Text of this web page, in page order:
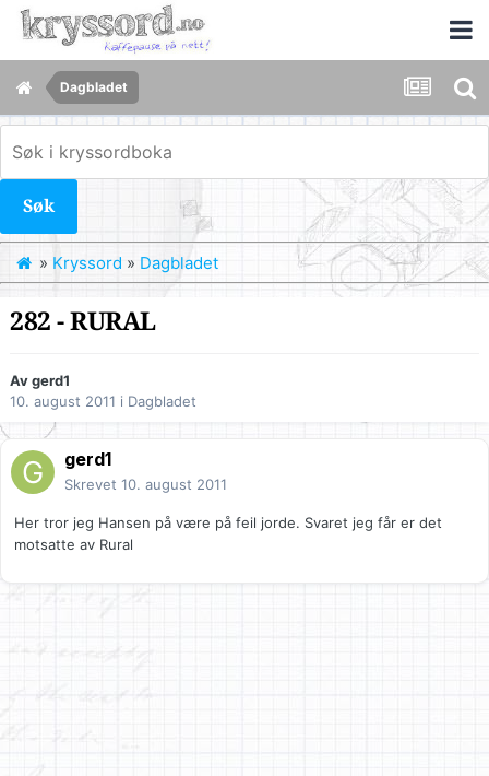
Dagbladet
Søk
» Kryssord » Dagbladet
282 - RURAL
Avgerd1
10. august 2011 i Dagbladet
gerd1
Skrevet 10. august 2011
Her tror jeg Hansen på være på feil jorde. Svaret jeg får er det
motsatte av Rural